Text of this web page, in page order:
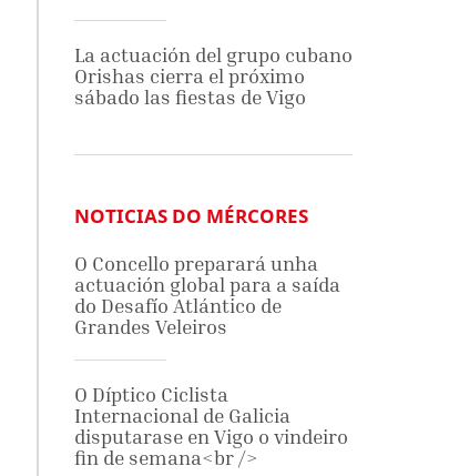
La actuación del grupo cubano
Orishas cierra el próximo
sábado las fiestas de Vigo
NOTICIAS DO MÉRCORES
O Concello preparará unha
actuación global para a saída
do Desafío Atlántico de
Grandes Veleiros
O Díptico Ciclista
Internacional de Galicia
disputarase en Vigo o vindeiro
fin de semana<br />